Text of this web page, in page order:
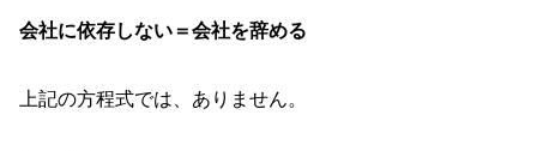
会社に依存しない＝会社を辞める
上記の方程式では、ありません。